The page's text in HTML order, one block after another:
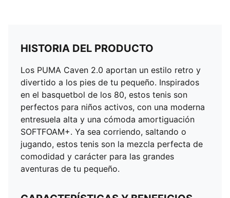
HISTORIA DEL PRODUCTO
Los PUMA Caven 2.0 aportan un estilo retro y
divertido a los pies de tu pequeño. Inspirados
en el basquetbol de los 80, estos tenis son
perfectos para niños activos, con una moderna
entresuela alta y una cómoda amortiguación
SOFTFOAM+. Ya sea corriendo, saltando o
jugando, estos tenis son la mezcla perfecta de
comodidad y carácter para las grandes
aventuras de tu pequeño.